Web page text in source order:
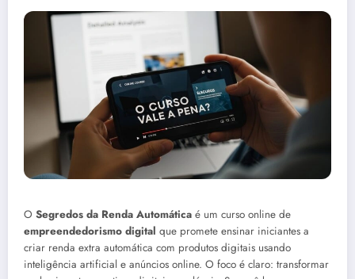
O Segredos da Renda Automática é um curso online de
empreendedorismo digital que promete ensinar iniciantes a
criar renda extra automática com produtos digitais usando
inteligência artificial e anúncios online. O foco é claro: transformar